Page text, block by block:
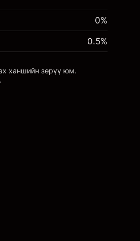
0%
0.5%
ханшийн зөрүү юм.